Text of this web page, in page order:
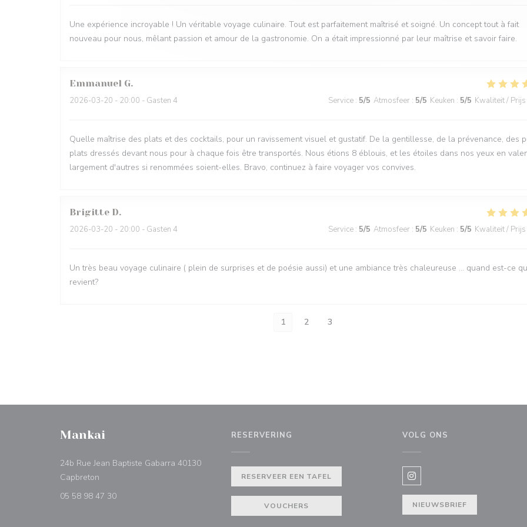
Une expérience incroyable ! Un véritable voyage culinaire. Tout est parfaitement maîtrisé et soigné. Un concept tout à fait
nouveau pour nous, mêlant passion et amour de la gastronomie. On a était impressionné par leur maîtrise et savoir faire.
Emmanuel G
2026-03-20 - 20:00 - Gasten 4 Service : 5/5 Atmosfeer : 5/5 Keuken : 5/5 Kwaliteit / Prijs
Quelle maîtrise des plats et des cocktails, pour un ravissement visuel et gustatif. De la gentillesse, de la prévenance, des
plats dressés devant nous pour à chaque fois être transportés. Nous étions 8 éblouis, et les étoiles dans nos yeux en
largement d'autres si renommées soient-elles. Bravo, continuez à faire voyager vos convives.
Brigitte D
2026-03-20 - 20:00 - Gasten 4 Service : 5/5 Atmosfeer : 5/5 Keuken : 5/5 Kwaliteit / Prijs
Un très beau voyage culinaire ( plein de surprises et de poésie aussi) et une ambiance très chaleureuse … quand est-ce
revient?
1 2 3
Mankai
24b Rue Jean Baptiste Gabarra 40130
Capbreton
05 58 98 47 30
RESERVERING
RESERVEER EEN TAFEL
VOUCHERS
VOLG ONS
Instagram ((opent in een
NIEUWSBRIEF